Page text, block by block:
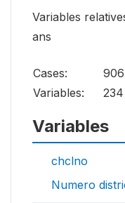
Variables
ans
Cases:
Variables:
234
Variables
chclno
Numero